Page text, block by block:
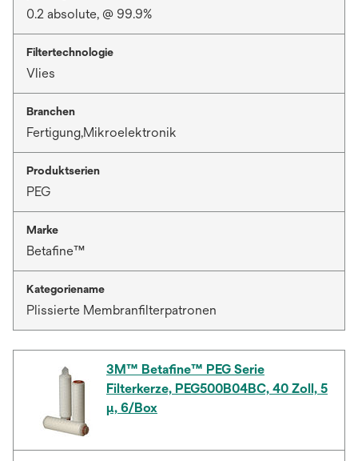
0.2 absolute, @ 99.9%
Filtertechnologie
Vlies
Branchen
Fertigung,Mikroelektronik
Produktserien
PEG
Marke
Betafine™
Kategoriename
Plissierte Membranfilterpatronen
3M™ Betafine™ PEG Serie
Filterkerze, PEG500B04BC, 40 Zoll, 5
µ, 6/Box